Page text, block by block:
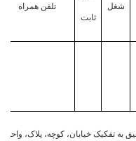
شغل
ثابت
تلفن همراه
به تفکیک خیابان، کوچه، پلاک، واحد